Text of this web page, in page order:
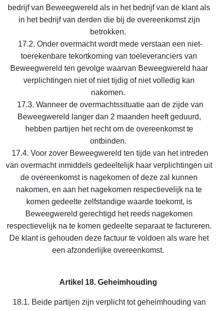
bedrijf van Beweegwereld als in het bedrijf van de klant als
in het bedrijf van derden die bij de overeenkomst zijn
betrokken.
17.2. Onder overmacht wordt mede verstaan een niet-
toerekenbare tekortkoming van toeleveranciers van
Beweegwereld ten gevolge waarvan Beweegwereld haar
verplichtingen niet of niet tijdig of niet volledig kan
nakomen.
17.3. Wanneer de overmachtssituatie aan de zijde van
Beweegwereld langer dan 2 maanden heeft geduurd,
hebben partijen het recht om de overeenkomst te
ontbinden.
17.4. Voor zover Beweegwereld ten tijde van het intreden
van overmacht inmiddels gedeeltelijk haar verplichtingen uit
de overeenkomst is nagekomen of deze zal kunnen
nakomen, en aan het nagekomen respectievelijk na te
komen gedeelte zelfstandige waarde toekomt, is
Beweegwereld gerechtigd het reeds nagekomen
respectievelijk na te komen gedeelte separaat te factureren.
De klant is gehouden deze factuur te voldoen als ware het
een afzonderlijke overeenkomst.
Artikel 18. Geheimhouding
18.1. Beide partijen zijn verplicht tot geheimhouding van